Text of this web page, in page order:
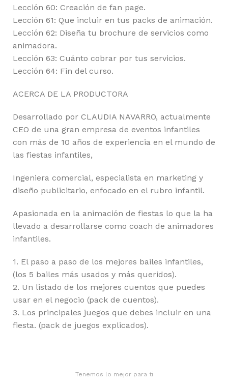
Lección 60: Creación de fan page.
Lección 61: Que incluir en tus packs de animación.
Lección 62: Diseña tu brochure de servicios como
animadora.
Lección 63: Cuánto cobrar por tus servicios.
Lección 64: Fin del curso.
ACERCA DE LA PRODUCTORA
Desarrollado por CLAUDIA NAVARRO, actualmente
CEO de una gran empresa de eventos infantiles
con más de 10 años de experiencia en el mundo de
las fiestas infantiles,
Ingeniera comercial, especialista en marketing y
diseño publicitario, enfocado en el rubro infantil.
Apasionada en la animación de fiestas lo que la ha
llevado a desarrollarse como coach de animadores
infantiles.
1. El paso a paso de los mejores bailes infantiles,
(los 5 bailes más usados y más queridos).
2. Un listado de los mejores cuentos que puedes
usar en el negocio (pack de cuentos).
3. Los principales juegos que debes incluir en una
fiesta. (pack de juegos explicados).
Tenemos lo mejor para ti